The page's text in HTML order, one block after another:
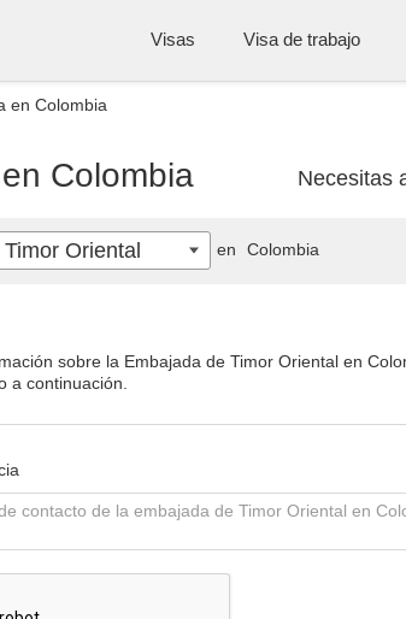
Visas Visa de trabajo
en Colombia
Colombia Necesitas
sobre la Embajada de Timor Oriental en
a continuación.
Timor Oriental en Colombia